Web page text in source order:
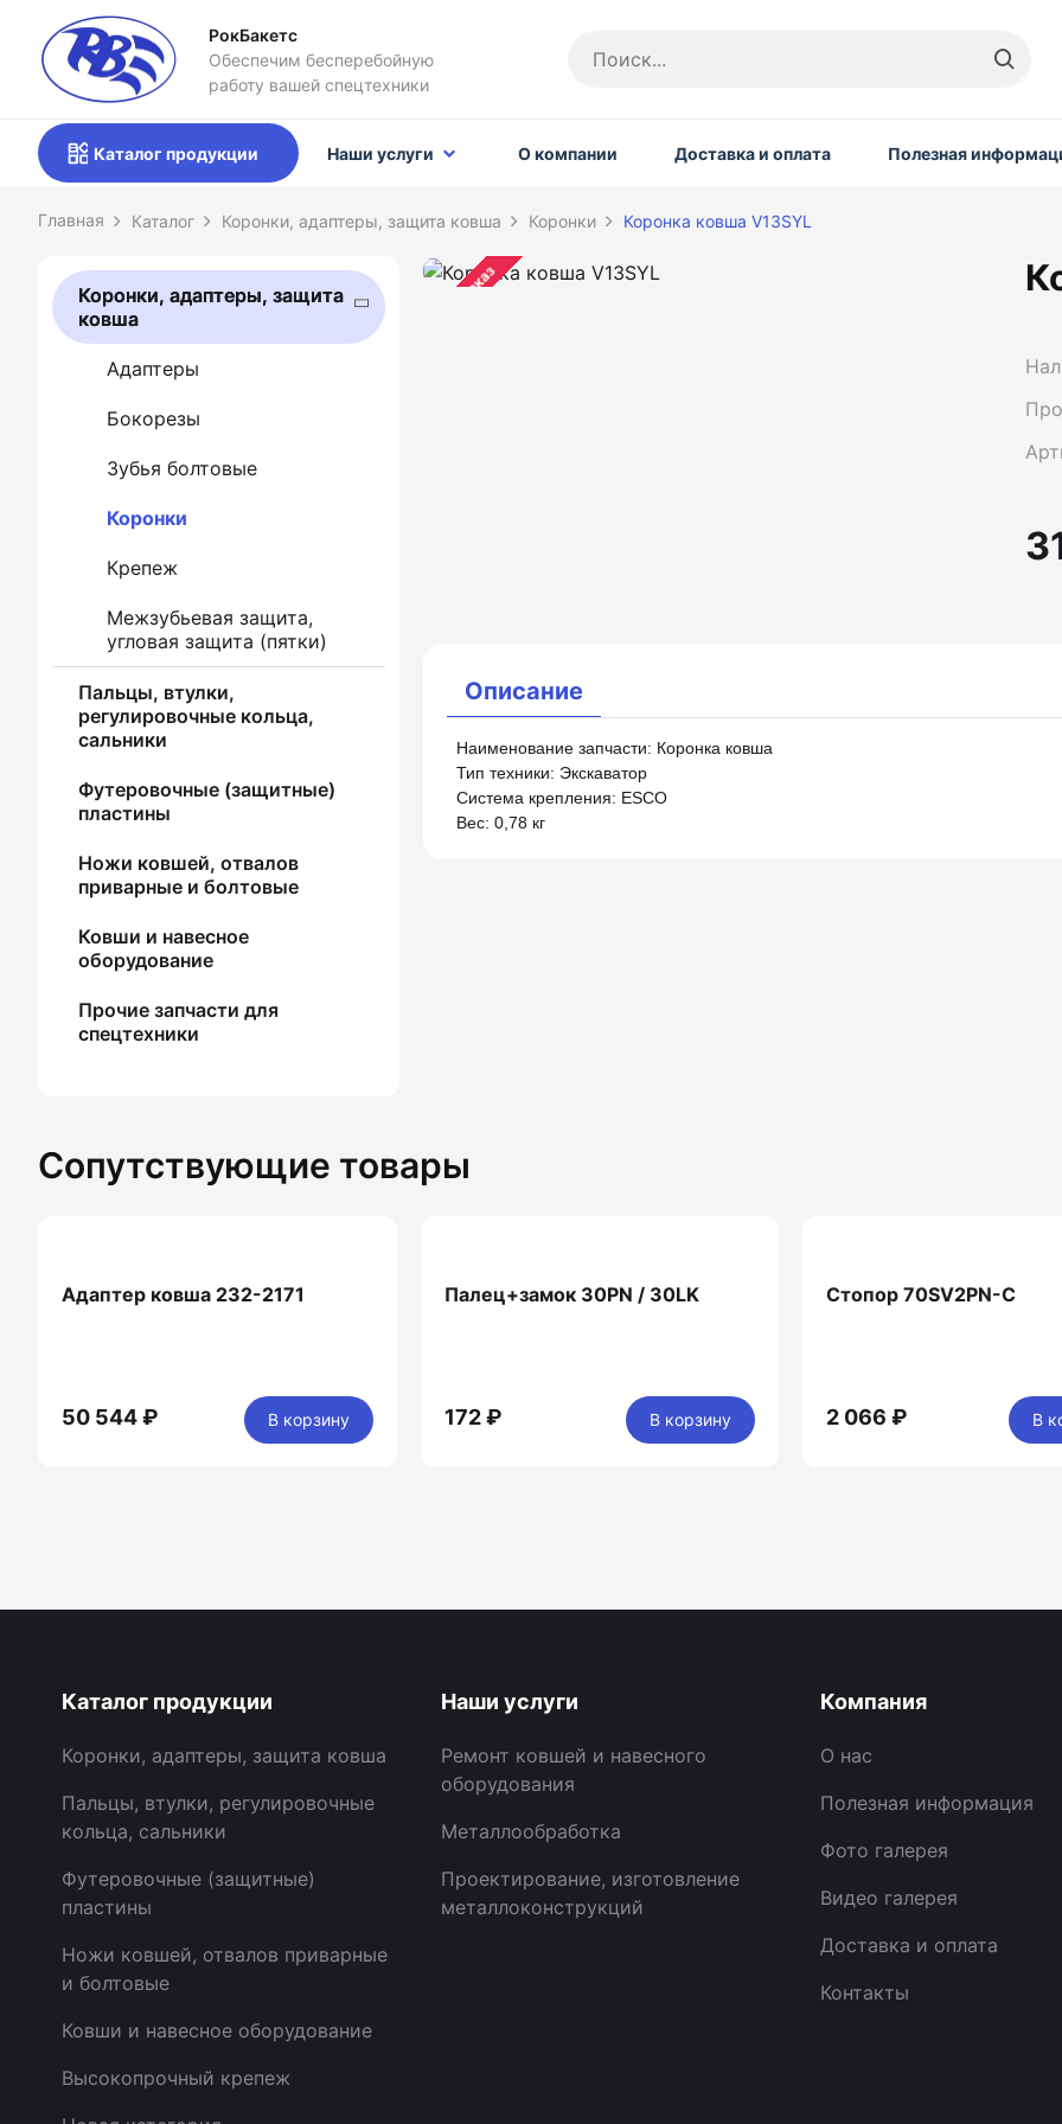
РокБакетс
Обеспечим бесперебойную
работу вашей спецтехники
Каталог продукции Наши услуги О компании Доставка и оплата Полезная
Каталог Коронки, адаптеры, защита ковша Коронки Коронка ковша V13SYL
Коронки, адаптеры, защита
ковша
Адаптеры
Бокорезы
Зубья болтовые
Коронки
Крепеж
Межзубьевая защита,
угловая защита (пятки)
Пальцы, втулки,
регулировочные кольца,
сальники
Футеровочные (защитные)
пластины
Ножи ковшей, отвалов
приварные и болтовые
Ковши и навесное
оборудование
Прочие запчасти для
спецтехники
Предзаказ
Описание
Наименование запчасти: Коронка ковша
Тип техники: Экскаватор
Система крепления: ESCO
Вес: 0,78 кг
Сопутствующие товары
Адаптер ковша 232-2171
50 544 ₽ В корзину
Палец+замок 30PN / 30LK
172 ₽ В корзину
Стопор 70SV2PN-C
2 066 ₽ В
Каталог продукции
Коронки, адаптеры, защита ковша
Пальцы, втулки, регулировочные
кольца, сальники
Футеровочные (защитные)
пластины
Ножи ковшей, отвалов приварные
и болтовые
Ковши и навесное оборудование
Высокопрочный крепеж
Наши услуги
Ремонт ковшей и навесного
оборудования
Металлообработка
Проектирование, изготовление
металлоконструкций
Компания
О нас
Полезная информация
Фото галерея
Видео галерея
Доставка и оплата
Контакты